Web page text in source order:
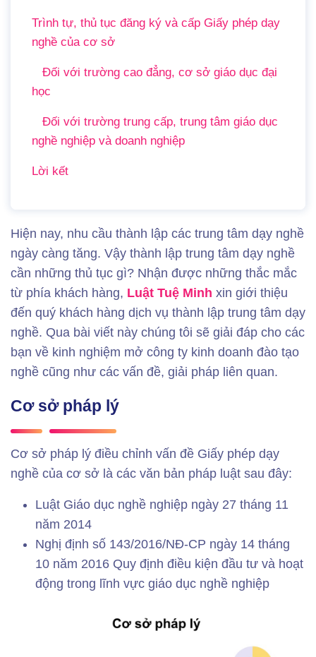
Trình tự, thủ tục đăng ký và cấp Giấy phép dạy
nghề của cơ sở
Đối với trường cao đẳng, cơ sở giáo dục đại
học
Đối với trường trung cấp, trung tâm giáo dục
nghề nghiệp và doanh nghiệp
Lời kết
Hiện nay, nhu cầu thành lập các trung tâm dạy nghề
ngày càng tăng. Vậy thành lập trung tâm dạy nghề
cần những thủ tục gì? Nhận được những thắc mắc
từ phía khách hàng, Luật Tuệ Minh xin giới thiệu
đến quý khách hàng dịch vụ thành lập trung tâm dạy
nghề. Qua bài viết này chúng tôi sẽ giải đáp cho các
bạn về kinh nghiệm mở công ty kinh doanh đào tạo
nghề cũng như các vấn đề, giải pháp liên quan.
Cơ sở pháp lý
Cơ sở pháp lý điều chỉnh vấn đề Giấy phép dạy
nghề của cơ sở là các văn bản pháp luật sau đây:
Luật Giáo dục nghề nghiệp ngày 27 tháng 11
năm 2014
Nghị định số 143/2016/NĐ-CP ngày 14 tháng
10 năm 2016 Quy định điều kiện đầu tư và hoạt
động trong lĩnh vực giáo dục nghề nghiệp